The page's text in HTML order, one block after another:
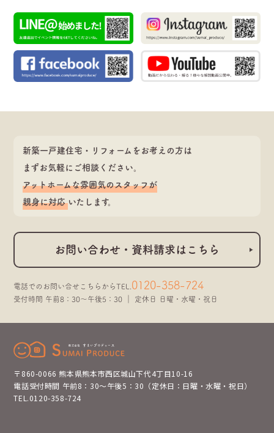
新築一戸建住宅・リフォームをお考えの方は
まずお気軽にご相談ください。
アットホームな雰囲気のスタッフが
親身に対応いたします。
お問い合わせ・資料請求はこちら
電話でのお問い合せこちらからTEL. 0120-358-724
受付時間 午前8：30～午後5：30 ｜ 定休日 日曜・水曜・祝日
〒860-0066 熊本県熊本市西区城山下代4丁目10-16
電話受付時間 午前8：30～午後5：30（定休日：日曜・水曜・祝日）
TEL.0120-358-724